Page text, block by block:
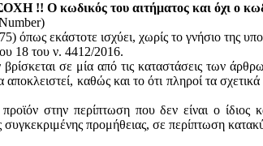
!! Ο κωδικός του αιτήματος και όχι ο
εκάστοτε ισχύει, χωρίς το γνήσιο της
18 του ν. 4412/2016.
σε μία από τις καταστάσεις των
καθώς και το ότι πληροί τα
στην περίπτωση που δεν είναι ο
συγκεκριμένης προμήθειας, σε περίπτωση